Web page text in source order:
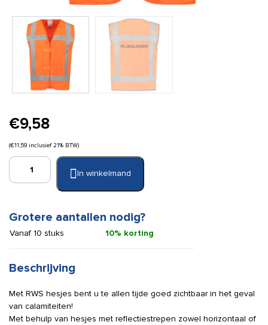
€9,58
(€11,59 inclusief 21% BTW)
Hesje
Ploegleider
XXL)
aantal
In winkelmand
Grotere aantallen nodig?
Vanaf 10 stuks 10% korting
Beschrijving
Met RWS hesjes bent u te allen tijde goed zichtbaar in het geval
van calamiteiten!
Met behulp van hesjes met reflectiestrepen zowel horizontaal of